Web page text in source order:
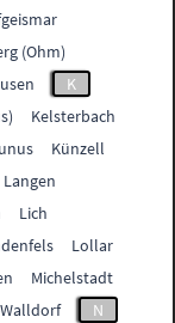
(Ohm)
K
Kelsterbach
Künzell
Langen
Lich
Lollar
Michelstadt
N